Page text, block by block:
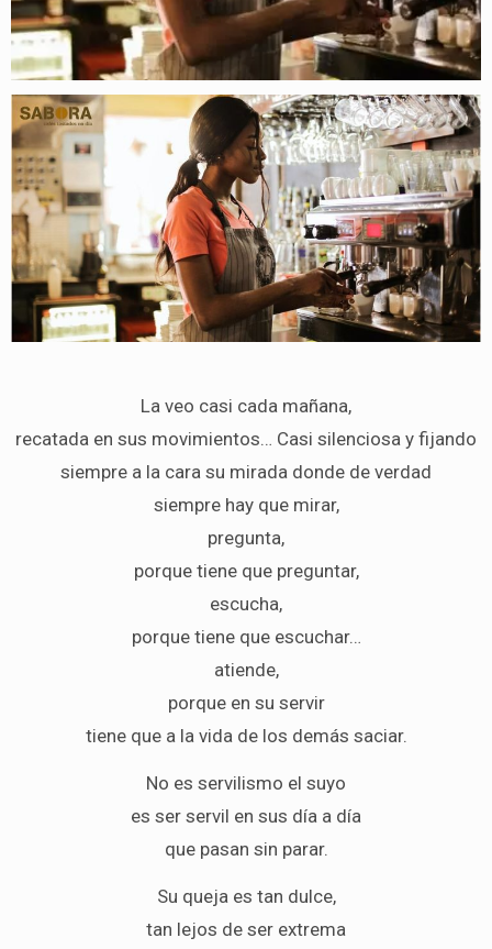
La veo casi cada mañana,
recatada en sus movimientos… Casi silenciosa y fijando
siempre a la cara su mirada donde de verdad
siempre hay que mirar,
pregunta,
porque tiene que preguntar,
escucha,
porque tiene que escuchar…
atiende,
porque en su servir
tiene que a la vida de los demás saciar.
No es servilismo el suyo
es ser servil en sus día a día
que pasan sin parar.
Su queja es tan dulce,
tan lejos de ser extrema